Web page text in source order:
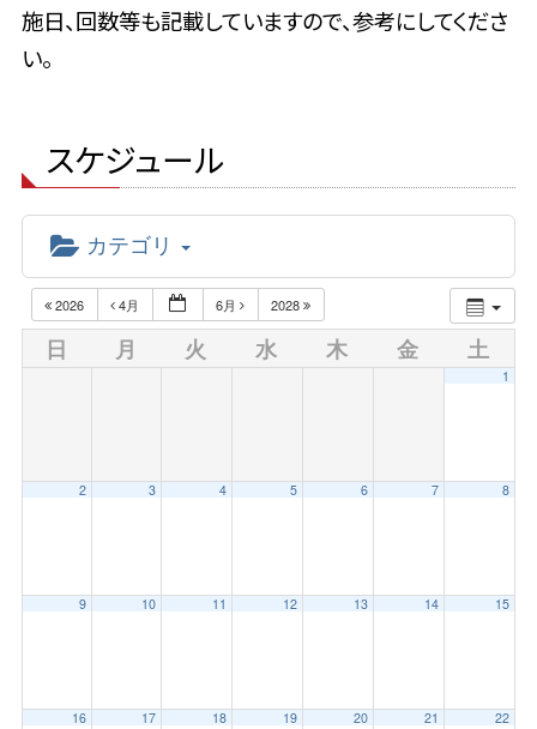
施日、回数等も記載していますので、参考にしてくださ
い。
スケジュール
カテゴリ
2026 4月 6月 2028
日 月 火 水 木 金 土
1
2 3 4 5 6 7 8
9 10 11 12 13 14 15
16 17 18 19 20 21 22